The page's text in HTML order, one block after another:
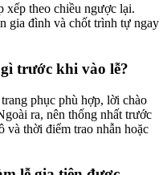
xếp theo chiều ngược lại.
gia đình và chốt trình tự ngay
trước khi vào lễ?
phục phù hợp, lời chào
ra, nên thống nhất trước
và thời điểm trao nhẫn hoặc